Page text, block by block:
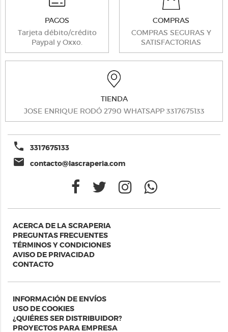
PAGOS
Tarjeta débito/crédito
Paypal y Oxxo.
COMPRAS
COMPRAS SEGURAS Y
SATISFACTORIAS
TIENDA
JOSE ENRIQUE RODÓ 2790 WHATSAPP 3317675133
phone 3317675133
email contacto@lascraperia.com
ACERCA DE LA SCRAPERIA
PREGUNTAS FRECUENTES
TÉRMINOS Y CONDICIONES
AVISO DE PRIVACIDAD
CONTACTO
INFORMACIÓN DE ENVÍOS
USO DE COOKIES
¿QUIÉRES SER DISTRIBUIDOR?
PROYECTOS PARA EMPRESA